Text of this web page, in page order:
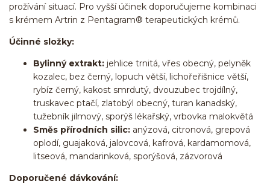
prožívání situací. Pro vyšší účinek doporučujeme kombinaci
s krémem Artrin z Pentagram® terapeutických krémů.
Účinné složky:
Bylinný extrakt: jehlice trnitá, vřes obecný, pelyněk
kozalec, bez černý, lopuch větší, lichořeřišnice větší,
rybíz černý, kakost smrdutý, dvouzubec trojdílný,
truskavec ptačí, zlatobýl obecný, turan kanadský,
tužebník jilmový, sporýš lékařský, vrbovka malokvětá
Směs přírodních silic: anýzová, citronová, grepová
oplodí, guajaková, jalovcová, kafrová, kardamomová,
litseová, mandarinková, sporýšová, zázvorová
Doporučené dávkování: